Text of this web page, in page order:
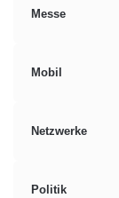
Messe
Mobil
Netzwerke
Politik